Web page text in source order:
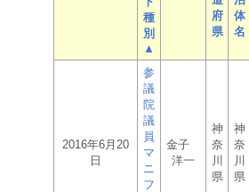
種
別
▲
府
県
体
名
2016年6月20
日
参
議
院
議
員
マ
ニ
フ
金子
洋一
神
奈
川
県
神
奈
川
県